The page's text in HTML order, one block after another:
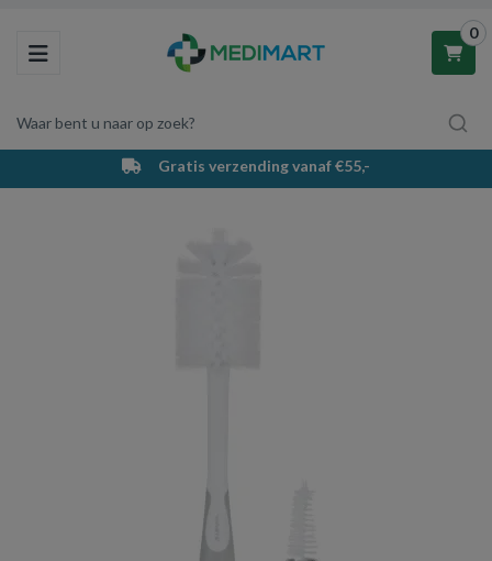
Toggle navigation
Waar bent u naar op zoek?
0
Winkelwagen
Gratis verzending vanaf €55,-